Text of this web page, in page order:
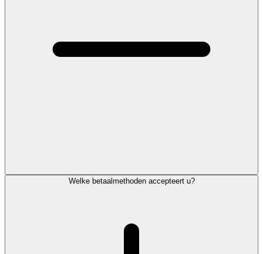
Welke betaalmethoden accepteert u?